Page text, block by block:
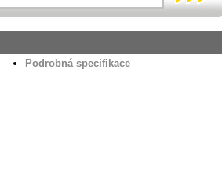
Podrobná specifikace